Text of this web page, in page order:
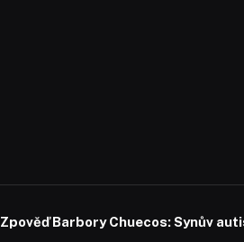
Zpověď Barbory Chuecos: Synův